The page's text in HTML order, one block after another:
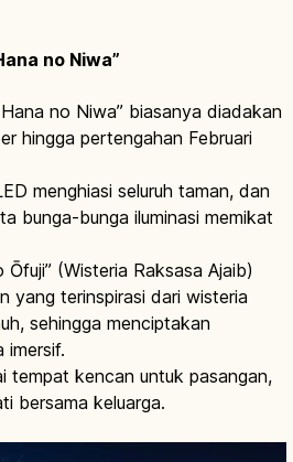
no Niwa”
no Niwa” biasanya diadakan
hingga pertengahan Februari
menghiasi seluruh taman, dan
bunga-bunga iluminasi memikat
(Wisteria Raksasa Ajaib)
yang terinspirasi dari wisteria
sehingga menciptakan
imersif.
tempat kencan untuk pasangan,
bersama keluarga.